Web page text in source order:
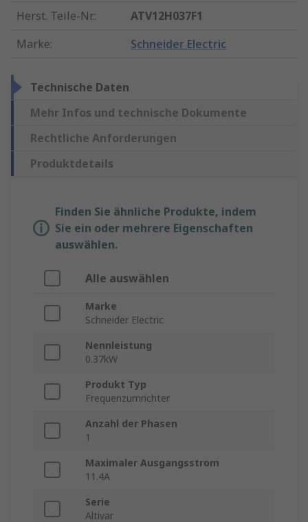
Herst. Teile-Nr.:
ATV12H037F1
Marke: Schneider Electric
Technische Daten
Mehr Infos und technische Dokumente
Rechtliche Anforderungen
Produktdetails
Finden Sie ähnliche Produkte, indem
Sie ein oder mehrere Eigenschaften
auswählen.
Alle auswählen
Marke
Schneider Electric
Nennleistung
0.37kW
Produkt Typ
Frequenzumrichter
Anzahl der Phasen
1
Maximaler Ausgangsstrom
11.4A
Serie
Altivar